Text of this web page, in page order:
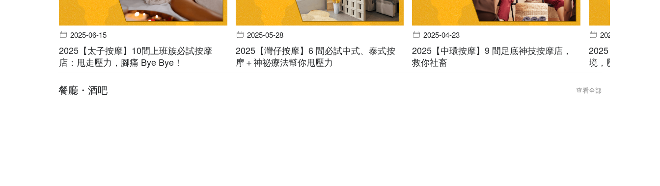
2025-06-15
2025【太子按摩】10間上班族必試按摩
店：甩走壓力，腳痛 Bye Bye！
2025-05-28
2025【灣仔按摩】6 間必試中式、泰式按
摩＋神祕療法幫你甩壓力
2025-04-23
2025【中環按摩】9 間足底神技按摩店，
救你社畜
2025-04-02
2025【屯門按摩
境，壓力 bye
餐廳・酒吧 查看全部